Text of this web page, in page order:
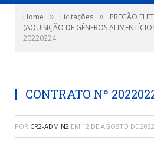
Home » Licitações »
PREGÃO
(AQUISIÇÃO DE GÊNEROS
20220224
CONTRATO Nº
POR CR2-ADMIN2 EM 12 DE AGOSTO DE 2022